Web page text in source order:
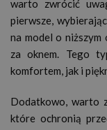
warto zwrócić
pierwsze,
na model o niższym
za oknem. Tego
komfortem, jak i
Dodatkowo, warto
które ochronią